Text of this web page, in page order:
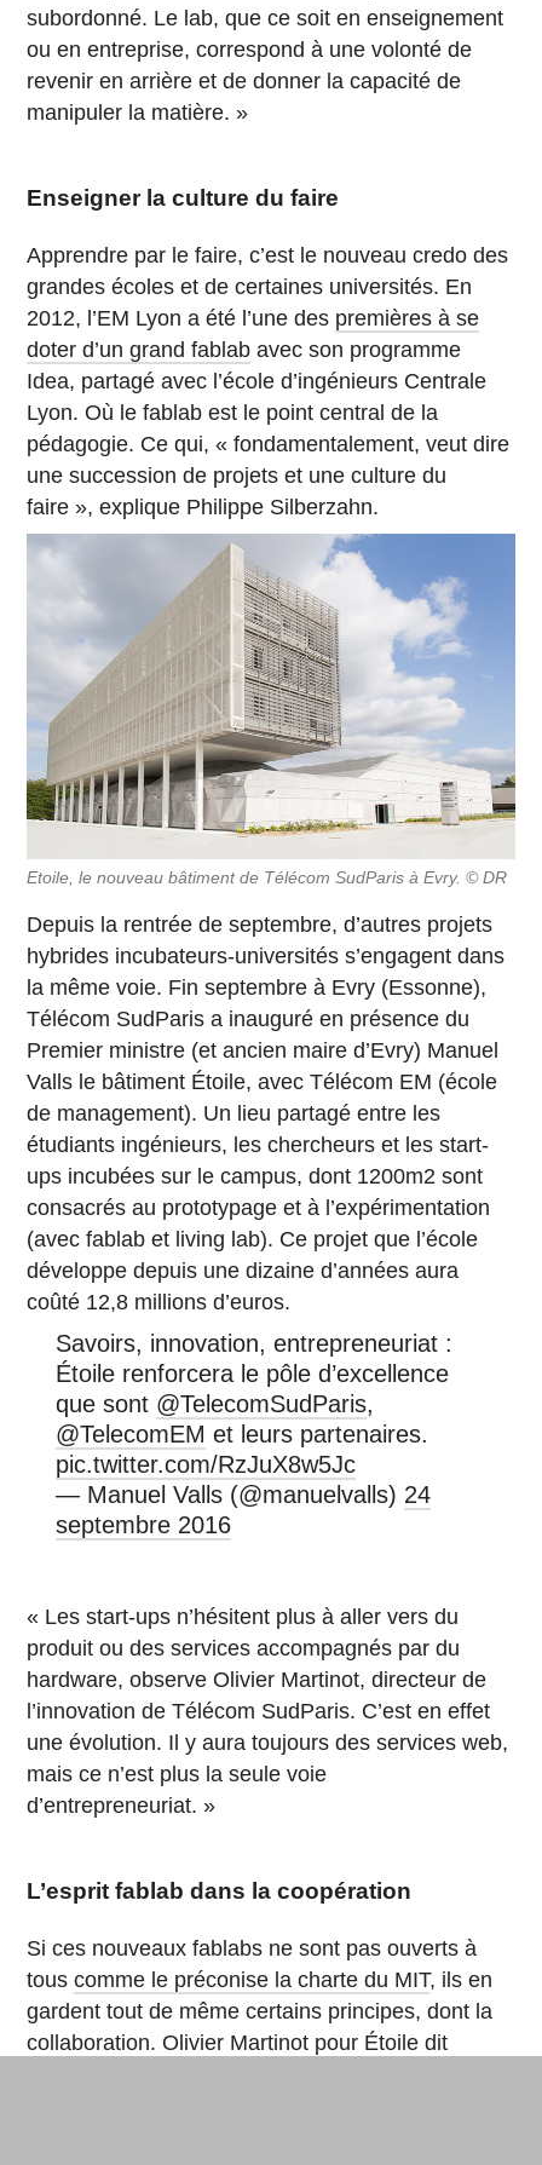
subordonné. Le lab, que ce soit en enseignement
ou en entreprise, correspond à une volonté de
revenir en arrière et de donner la capacité de
manipuler la matière. »
Enseigner la culture du faire
Apprendre par le faire, c’est le nouveau credo des
grandes écoles et de certaines universités. En
2012, l’EM Lyon a été l’une des premières à se
doter d’un grand fablab avec son programme
Idea, partagé avec l’école d’ingénieurs Centrale
Lyon. Où le fablab est le point central de la
pédagogie. Ce qui, « fondamentalement, veut dire
une succession de projets et une culture du
faire », explique Philippe Silberzahn.
Etoile, le nouveau bâtiment de Télécom SudParis à Evry. © DR
Depuis la rentrée de septembre, d’autres projets
hybrides incubateurs-universités s’engagent dans
la même voie. Fin septembre à Evry (Essonne),
Télécom SudParis a inauguré en présence du
Premier ministre (et ancien maire d’Evry) Manuel
Valls le bâtiment Étoile, avec Télécom EM (école
de management). Un lieu partagé entre les
étudiants ingénieurs, les chercheurs et les start-
ups incubées sur le campus, dont 1200m2 sont
consacrés au prototypage et à l’expérimentation
(avec fablab et living lab). Ce projet que l’école
développe depuis une dizaine d’années aura
coûté 12,8 millions d’euros.
Savoirs, innovation, entrepreneuriat :
Étoile renforcera le pôle d’excellence
que sont @TelecomSudParis,
@TelecomEM et leurs partenaires.
pic.twitter.com/RzJuX8w5Jc
— Manuel Valls (@manuelvalls) 24
septembre 2016
« Les start-ups n’hésitent plus à aller vers du
produit ou des services accompagnés par du
hardware, observe Olivier Martinot, directeur de
l’innovation de Télécom SudParis. C’est en effet
une évolution. Il y aura toujours des services web,
mais ce n’est plus la seule voie
d’entrepreneuriat. »
L’esprit fablab dans la coopération
Si ces nouveaux fablabs ne sont pas ouverts à
touscomme le préconise la charte du MIT, ils en
gardent tout de même certains principes, dont la
collaboration. Olivier Martinot pour Étoile dit